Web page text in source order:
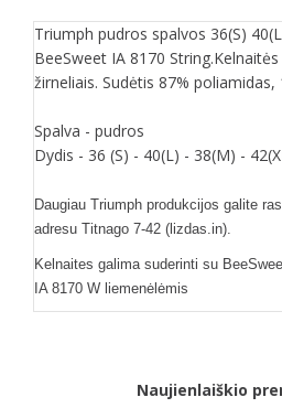
Triumph pudros spalvos 36(S)
BeeSweet IA 8170
žirneliais. Sudėtis 87% poliamidas,
Spalva - pudros
Dydis - 36 (S) - 40(L) - 38(M) -
Daugiau Triumph produkcijos galite
adresu Titnago 7-42 (lizdas.in).
Kelnaites galima suderinti su
IA 8170 W liemenėlėmis
Naujienlaiškio